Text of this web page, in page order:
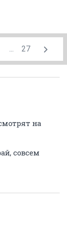
... 27
на
совсем